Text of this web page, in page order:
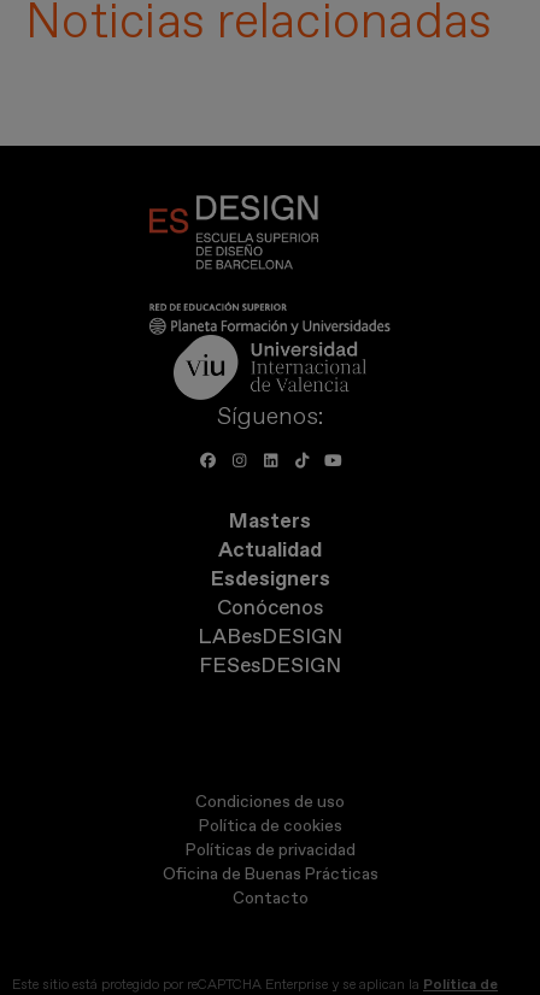
Noticias relacionadas
Síguenos:
Masters
Actualidad
Esdesigners
Conócenos
LABesDESIGN
FESesDESIGN
Condiciones de uso
Política de cookies
Políticas de privacidad
Oficina de Buenas Prácticas
Contacto
Este sitio está protegido por reCAPTCHA Enterprise y se aplican la Política de